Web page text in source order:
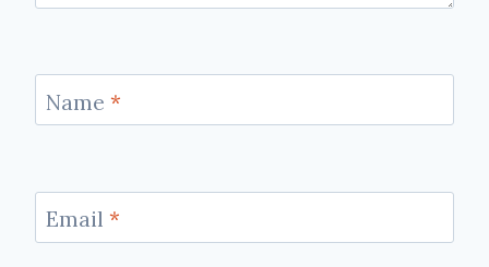
Name *
Email *